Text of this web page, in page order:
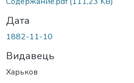
Дата
1882-11-10
Видавець
Харьков